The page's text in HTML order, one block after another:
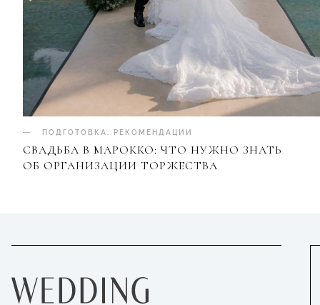
ПОДГОТОВКА РЕКОМЕНДАЦИИ
СВАДЬБА В МАРОККО: ЧТО НУЖНО ЗНАТЬ
ОБ ОРГАНИЗАЦИИ ТОРЖЕСТВА